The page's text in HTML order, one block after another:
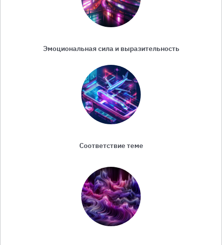
Эмоциональная сила и выразительность
Соответствие теме